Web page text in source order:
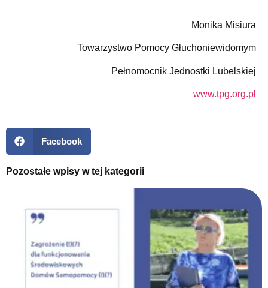
Monika Misiura
Towarzystwo Pomocy Głuchoniewidomym
Pełnomocnik Jednostki Lubelskiej
www.tpg.org.pl
Facebook
Pozostałe wpisy w tej kategorii